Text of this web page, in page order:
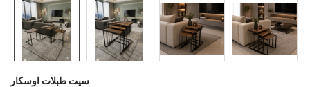
سيت طبلات اوسكار